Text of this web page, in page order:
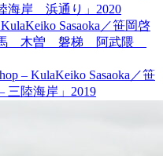
海岸 浜通り」 2020
Keiko Sasaoka／笹岡啓
馬 木曽 磐梯 阿武隈
– KulaKeiko Sasaoka／笹
陸海岸」 2019